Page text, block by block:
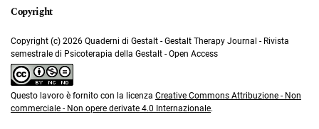
Copyright (c) 2026 Quaderni di Gestalt - Gestalt Therapy Journal - Rivista
semestrale di Psicoterapia della Gestalt - Open Access
Questo lavoro è fornito con la licenza Creative Commons Attribuzione - Non
commerciale - Non opere derivate 4.0 Internazionale.